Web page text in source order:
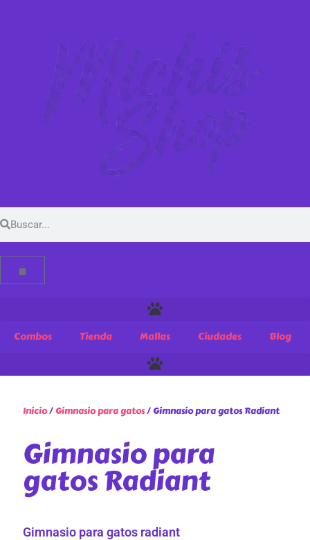
Combos Tienda Mallas Ciudades Blog
Inicio/Gimnasio para gatos/ Gimnasio para gatos Radiant
Gimnasio para
gatos Radiant
Gimnasio para gatos radiant